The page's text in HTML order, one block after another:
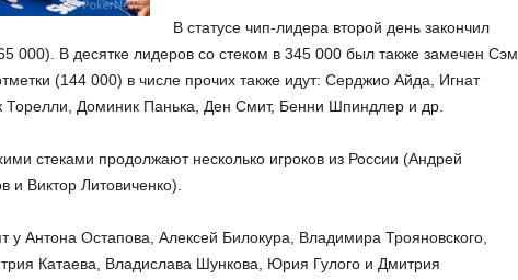
В статусе чип-лидера второй день закончил
000). В десятке лидеров со стеком в 345 000 был также замечен Сэм
(144 000) в числе прочих также идут: Серджио Айда, Игнат
Торелли, Доминик Панька, Ден Смит, Бенни Шпиндлер и др.
стеками продолжают несколько игроков из России (Андрей
и Виктор Литовиченко).
у Антона Остапова, Алексей Билокура, Владимира Трояновского,
Катаева, Владислава Шункова, Юрия Гулого и Дмитрия